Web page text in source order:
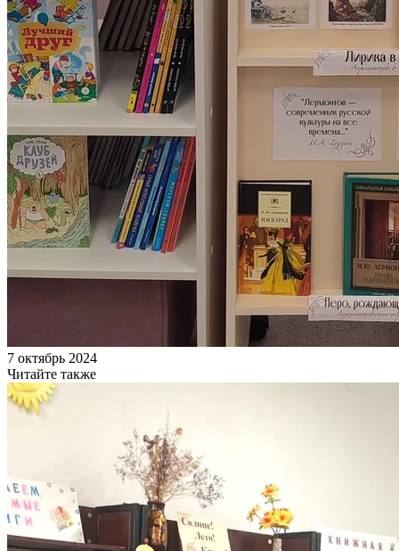
7 октябрь 2024
Читайте также